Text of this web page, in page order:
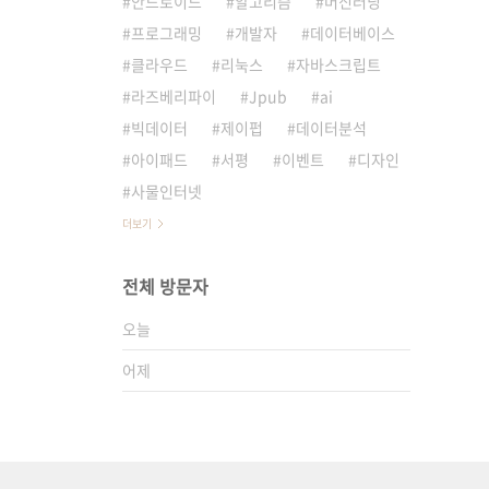
프로그래밍
개발자
데이터베이스
클라우드
리눅스
자바스크립트
라즈베리파이
Jpub
ai
빅데이터
제이펍
데이터분석
아이패드
서평 이벤트
디자인
사물인터넷
더보기
전체 방문자
오늘
어제